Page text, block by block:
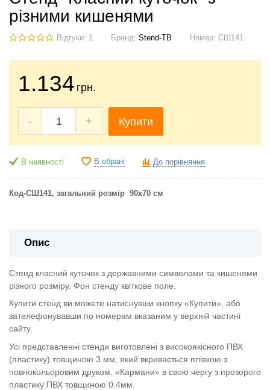
різними кишенями
Відгуки: 1 Бренд: Stend-TB Номер: СШ141
1.134 грн.
- + Купити
В наявності В обрані До порівняння
Код-СШ141, загальний розмір 90х70 см
Опис
Стенд класний куточок з державними символами та кишенями
різного розміру. Фон стенду квіткове поле.
Купити стенд ви можете натиснувши кнопку «Купити», або
зателефонувавши по номерам вказаним у верхній частині
сайту.
Усі представленні стенди виготовлені з високоякісного ПВХ
(пластику) товщиною 3 мм, який вкривається плівкою з
повнокольоровим друком. «Кармани» в свою чергу з прозорого
пластику ПВХ товщиною 0.4мм.